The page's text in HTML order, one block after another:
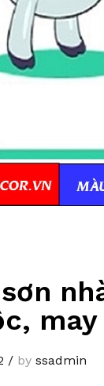
may
/ by ssadmin